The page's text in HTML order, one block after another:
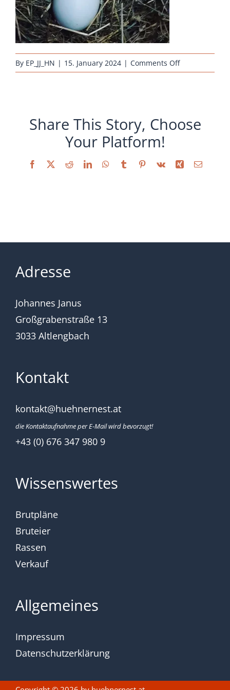
By EP_JJ_HN | 15. January 2024 | Comments Offon
araucana-
Share This Story, Choose
Your Platform!
Facebook
X RedditLinkedInWhatsApp
TumblrPinterest
Vk Xing Email
Adresse
Johannes Janus
Großgrabenstraße 13
3033 Altlengbach
Kontakt
kontakt@huehnernest.at
die Kontaktaufnahme per E-Mail wird bevorzugt!
+43 (0) 676 347 980 9
Wissenswertes
Brutpläne
Bruteier
Rassen
Verkauf
Allgemeines
Impressum
Datenschutzerklärung